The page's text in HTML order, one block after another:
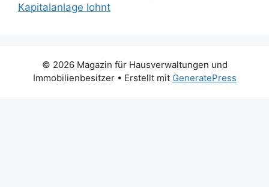
Kapitalanlage lohnt
© 2026 Magazin für Hausverwaltungen und
Immobilienbesitzer• Erstellt mit GeneratePress